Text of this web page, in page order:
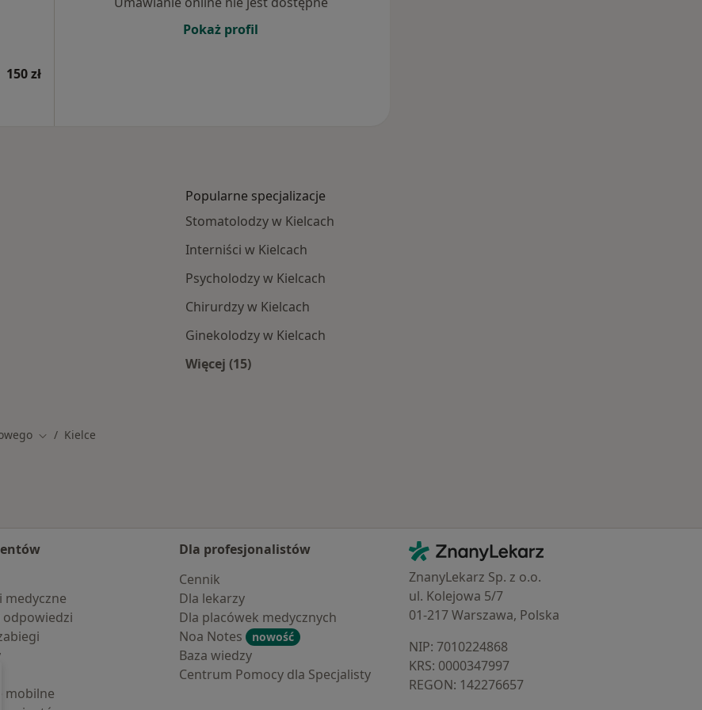
150 zł
Pokaż profil
Popularne specjalizacje
Stomatolodzy w Kielcach
Interniści w Kielcach
Psycholodzy w Kielcach
Chirurdzy w Kielcach
Ginekolodzy w Kielcach
Więcej (15)
Zmień miasto
Kielce
medyczne
odpowiedzi
mobilne
Dla profesjonalistów
Cennik
Dla lekarzy
Dla placówek medycznych
Noa Notes
nowość
Baza wiedzy
Centrum Pomocy dla Specjalisty
Kontakt
ZnanyLekarz - Strona główna
ZnanyLekarz Sp. z o.o.
ul. Kolejowa 5/7
01-217 Warszawa, Polska
NIP: ⁠7010224868
KRS: ⁠0000347997
REGON: ⁠142276657